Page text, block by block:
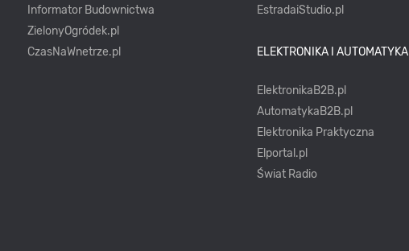
Informator Budownictwa
ZielonyOgródek.pl
CzasNaWnetrze.pl
EstradaiStudio.pl
ELEKTRONIKA I AUTOMATYKA
ElektronikaB2B.pl
AutomatykaB2B.pl
Elektronika Praktyczna
Elportal.pl
Świat Radio